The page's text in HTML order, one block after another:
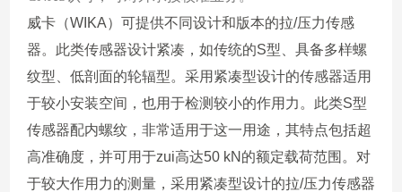
威卡（WIKA）可提供不同设计和版本的拉/压力传感
器。此类传感器设计紧凑，如传统的S型、具备多样螺
纹型、低剖面的轮辐型。采用紧凑型设计的传感器适用
于较小安装空间，也用于检测较小的作用力。此类S型
传感器配内螺纹，非常适用于这一用途，其特点包括超
高准确度，并可用于zui高达50 kN的额定载荷范围。对
于较大作用力的测量，采用紧凑型设计的拉/压力传感器